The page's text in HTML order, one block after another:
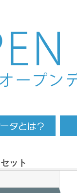
ット